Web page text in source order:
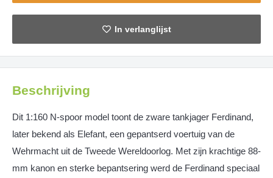
Beschrijving
Dit 1:160 N-spoor model toont de zware tankjager Ferdinand,
later bekend als Elefant, een gepantserd voertuig van de
Wehrmacht uit de Tweede Wereldoorlog. Met zijn krachtige 88-
mm kanon en sterke bepantsering werd de Ferdinand speciaal